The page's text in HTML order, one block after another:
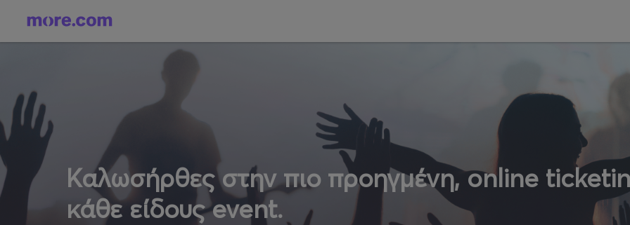
Καλωσήρθες στην πιο προηγμένη, online
κάθε είδους event.